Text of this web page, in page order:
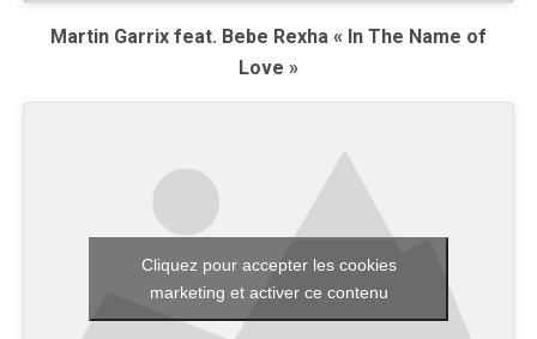
Martin Garrix feat. Bebe Rexha « In The Name of
Love »
Cliquez pour accepter les cookies
marketing et activer ce contenu